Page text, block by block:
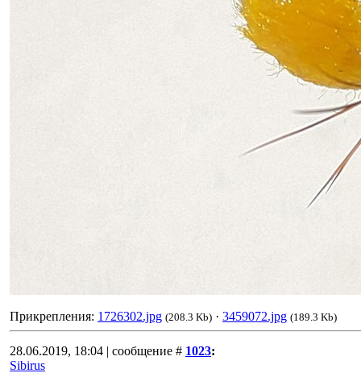
Прикрепления: 1726302.jpg (208.3 Kb) · 3459072.jpg (189.3 Kb)
28.06.2019, 18:04 | сообщение # 1023:
Sibirus